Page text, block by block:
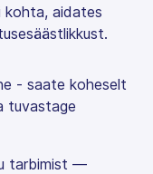
kohta, aidates
- saate koheselt
tuvastage
tarbimist —